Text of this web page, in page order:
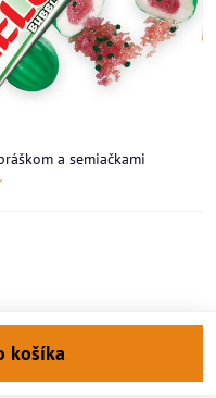
a semiačkami
košíka